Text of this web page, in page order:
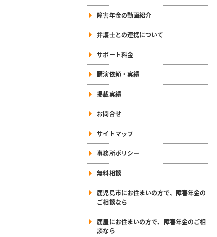
障害年金の動画紹介
弁護士との連携について
サポート料金
講演依頼・実績
掲載実績
お問合せ
サイトマップ
事務所ポリシー
無料相談
鹿児島市にお住まいの方で、障害年金の
ご相談なら
鹿屋にお住まいの方で、障害年金のご相
談なら